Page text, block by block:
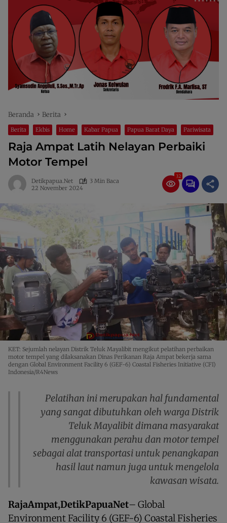
Beranda Berita
Berita Ekbis Home Kabar Papua Papua Barat Daya Pariwisata
Raja Ampat Latih Nelayan Perbaiki
Motor Tempel
Detikpapua.net
3 Min Baca
22 November 2024
32
KET: Sejumlah nelayan Distrik Teluk Mayalibit mengikut pelatihan perbaikan
motor tempel yang dilaksanakan Dinas Perikanan Raja Ampat bekerja sama
dengan Global Environment Facility 6 (GEF-6) Coastal Fisheries Initiative (CFI)
Indonesia/R4News
Pelatihan ini merupakan hal fundamental
yang sangat dibutuhkan oleh warga Distrik
Teluk Mayalibit dimana masyarakat
menggunakan perahu dan motor tempel
sebagai alat transportasi untuk penangkapan
hasil laut namun juga untuk mengelola
kawasan wisata.
RajaAmpat,DetikPapuaNet– Global
Environment Facility 6 (GEF-6) Coastal Fisheries